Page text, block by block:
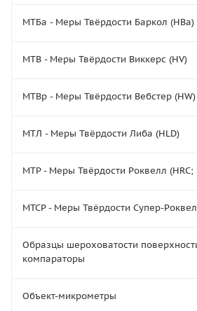
МТБа - Меры Твёрдости Баркол (HBa)
МТВ - Меры Твёрдости Виккерс (HV)
МТВр - Меры Твёрдости Вебстер (HW)
МТЛ - Меры Твёрдости Либа (HLD)
МТР - Меры Твёрдости Роквелл (HRC;
МТСР - Меры Твёрдости Супер-
Образцы шероховатости
компараторы
Объект-микрометры